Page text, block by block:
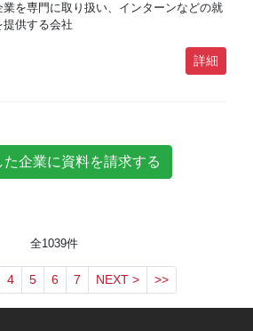
業を専門に取り扱い、インターンなどの就
提供する会社
詳細
全1039件
4 5 6 7 NEXT > >>